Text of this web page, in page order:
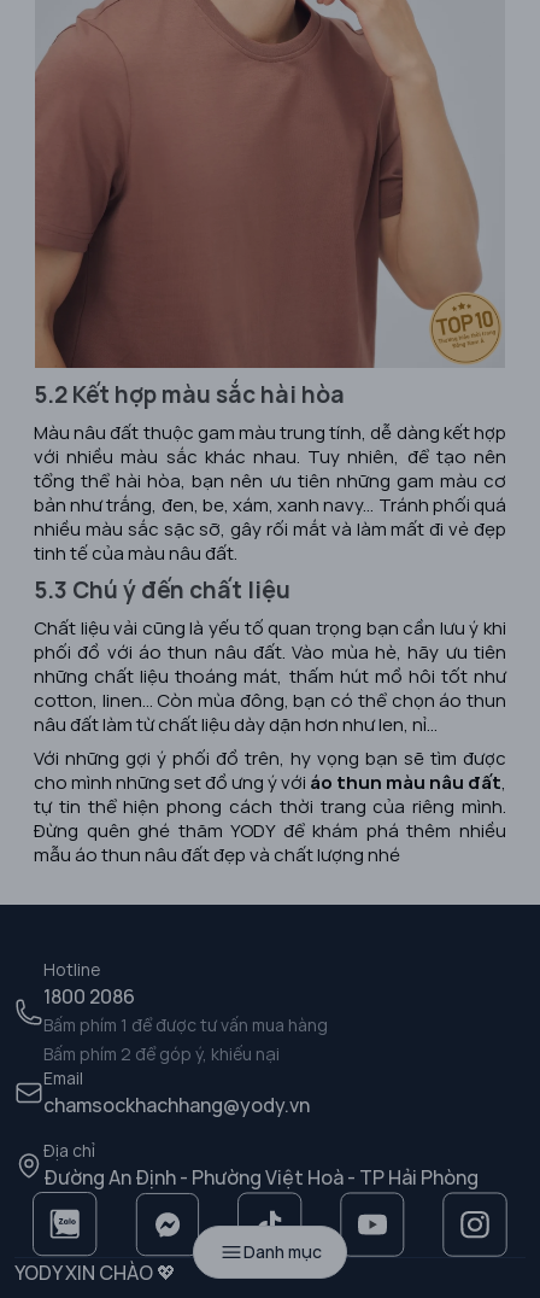
Danh mục
5.2 Kết hợp màu sắc hài hòa
Màu nâu đất thuộc gam màu trung tính, dễ dàng kết hợp
với nhiều màu sắc khác nhau. Tuy nhiên, để tạo nên
tổng thể hài hòa, bạn nên ưu tiên những gam màu cơ
bản như trắng, đen, be, xám, xanh navy... Tránh phối quá
nhiều màu sắc sặc sỡ, gây rối mắt và làm mất đi vẻ đẹp
tinh tế của màu nâu đất.
5.3 Chú ý đến chất liệu
Chất liệu vải cũng là yếu tố quan trọng bạn cần lưu ý khi
phối đồ với áo thun nâu đất. Vào mùa hè, hãy ưu tiên
những chất liệu thoáng mát, thấm hút mồ hôi tốt như
cotton, linen... Còn mùa đông, bạn có thể chọn áo thun
nâu đất làm từ chất liệu dày dặn hơn như len, nỉ...
Với những gợi ý phối đồ trên, hy vọng bạn sẽ tìm được
cho mình những set đồ ưng ý với áo thun màu nâu đất,
tự tin thể hiện phong cách thời trang của riêng mình.
Đừng quên ghé thăm YODY để khám phá thêm nhiều
mẫu áo thun nâu đất đẹp và chất lượng nhé
Hotline
1800 2086
Bấm phím 1 để được tư vấn mua hàng
Bấm phím 2 để góp ý, khiếu nại
Email
chamsockhachhang@yody.vn
Địa chỉ
Đường An Định - Phường Việt Hoà - TP Hải Phòng
YODY XIN CHÀO 💖